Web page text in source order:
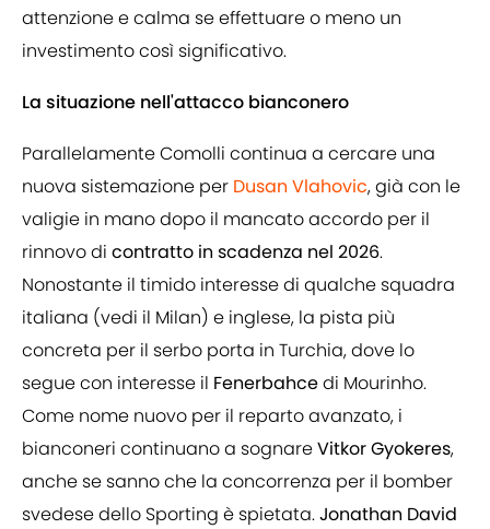
attenzione e calma se effettuare o meno un
investimento così significativo.
La situazione nell'attacco bianconero
Parallelamente Comolli continua a cercare una
nuova sistemazione per Dusan Vlahovic, già con le
valigie in mano dopo il mancato accordo per il
rinnovo di contratto in scadenza nel 2026.
Nonostante il timido interesse di qualche squadra
italiana (vedi il Milan) e inglese, la pista più
concreta per il serbo porta in Turchia, dove lo
segue con interesse il Fenerbahcedi Mourinho.
Come nome nuovo per il reparto avanzato, i
bianconeri continuano a sognareVitkor Gyokeres,
anche se sanno che la concorrenza per il bomber
svedese dello Sporting è spietata.Jonathan David